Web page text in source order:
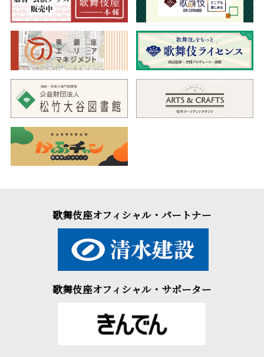
歌舞伎座オフィシャル・パートナー
歌舞伎座オフィシャル・サポーター